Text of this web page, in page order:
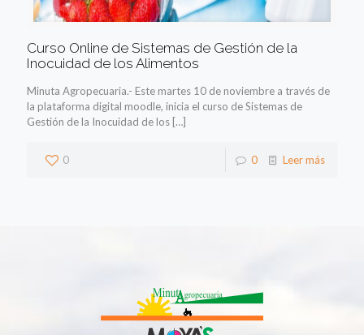
Curso Online de Sistemas de Gestión de la
Inocuidad de los Alimentos
Minuta Agropecuaria.- Este martes 10 de noviembre a través de
la plataforma digital moodle, inicia el curso de Sistemas de
Gestión de la Inocuidad de los […]
0 0 Leer más